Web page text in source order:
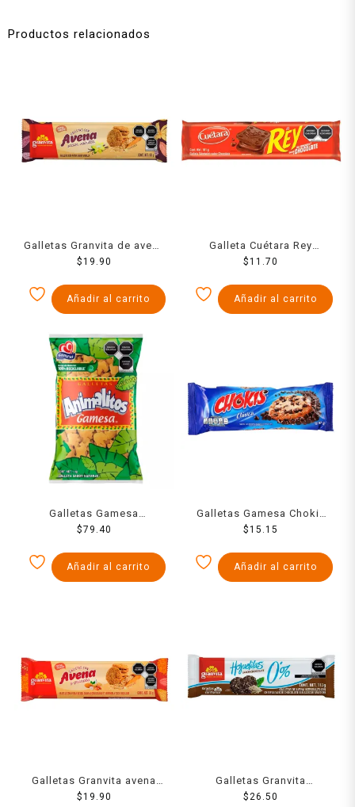
Productos relacionados
Galletas Granvita de avena
sabor vainilla 90 g
$19.90
Añadir al carrito
Galleta Cuétara Rey
Sándwich chocolate 101 g
$11.70
Añadir al carrito
Galletas Gamesa
Animalitos 1 kg
$79.40
Añadir al carrito
Galletas Gamesa Chokis
clásica con chispas sabor
$15.15
Añadir al carrito
Galletas Granvita avena
con granola 90 g
$19.90
Galletas Granvita
Hojuelitas de avena
$26.50